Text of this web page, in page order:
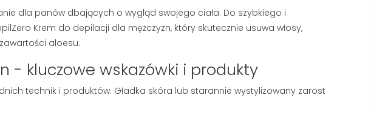
dla panów dbających o wygląd swojego ciała. Do szybkiego i
Krem do depilacji dla mężczyzn, który skutecznie usuwa włosy,
aloesu.
- kluczowe wskazówki i produkty
technik i produktów. Gładka skóra lub starannie wystylizowany zarost